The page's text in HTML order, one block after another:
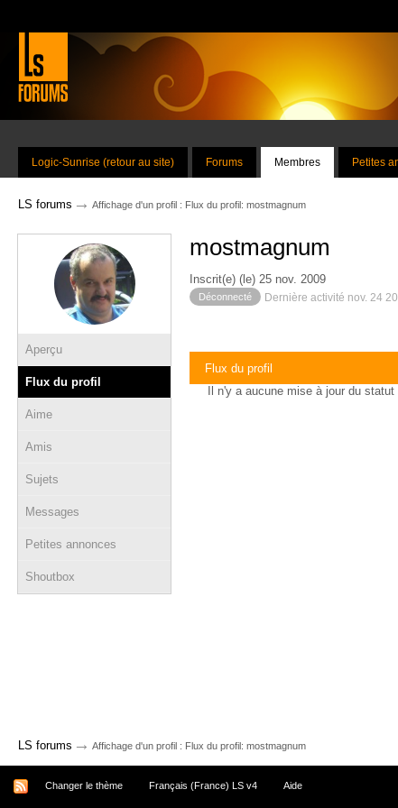
Logic-Sunrise (retour au site) Forums Membres Petites
LS forums → Affichage d'un profil : Flux du profil: mostmagnum
Aperçu
Flux du profil
Aime
Amis
Sujets
Messages
Petites annonces
Shoutbox
mostmagnum
Inscrit(e) (le) 25 nov. 2009
Déconnecté Dernière activité nov. 24
Flux du profil
Il n'y a aucune mise à jour du
LS forums → Affichage d'un profil : Flux du profil: mostmagnum
Changer le thème Français (France) LS v4 Aide